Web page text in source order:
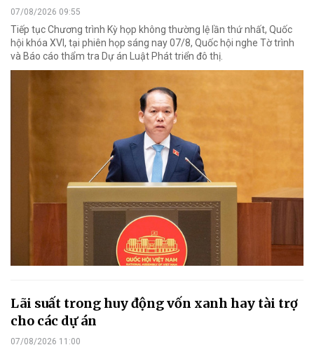
07/08/2026 09:55
Tiếp tục Chương trình Kỳ họp không thường lệ lần thứ nhất, Quốc
hội khóa XVI, tại phiên họp sáng nay 07/8, Quốc hội nghe Tờ trình
và Báo cáo thẩm tra Dự án Luật Phát triển đô thị.
Lãi suất trong huy động vốn xanh hay tài trợ
cho các dự án
07/08/2026 11:00